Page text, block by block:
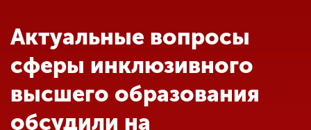
Абитуриенту
Обучение
Актуальные вопросы
сферы инклюзивного
высшего образования
обсудили на